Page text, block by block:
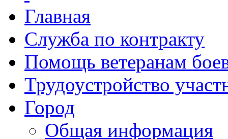
Главная
Служба по контракту
Помощь ветеранам
Трудоустройство
Город
Общая информация